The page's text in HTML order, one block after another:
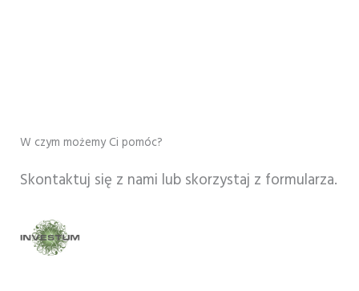
W czym możemy Ci pomóc?
Skontaktuj się z nami lub skorzystaj z formularza.